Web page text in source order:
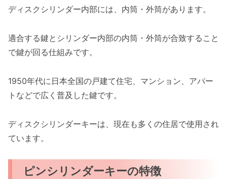
ディスクシリンダー内部には、内筒・外筒があります。
適合する鍵とシリンダー内部の内筒・外筒が合致すること
で鍵が回る仕組みです。
1950年代に日本全国の戸建て住宅、マンション、アパー
トなどで広く普及した鍵です。
ディスクシリンダーキーは、現在も多くの住居で使用され
ています。
ピンシリンダーキーの特徴